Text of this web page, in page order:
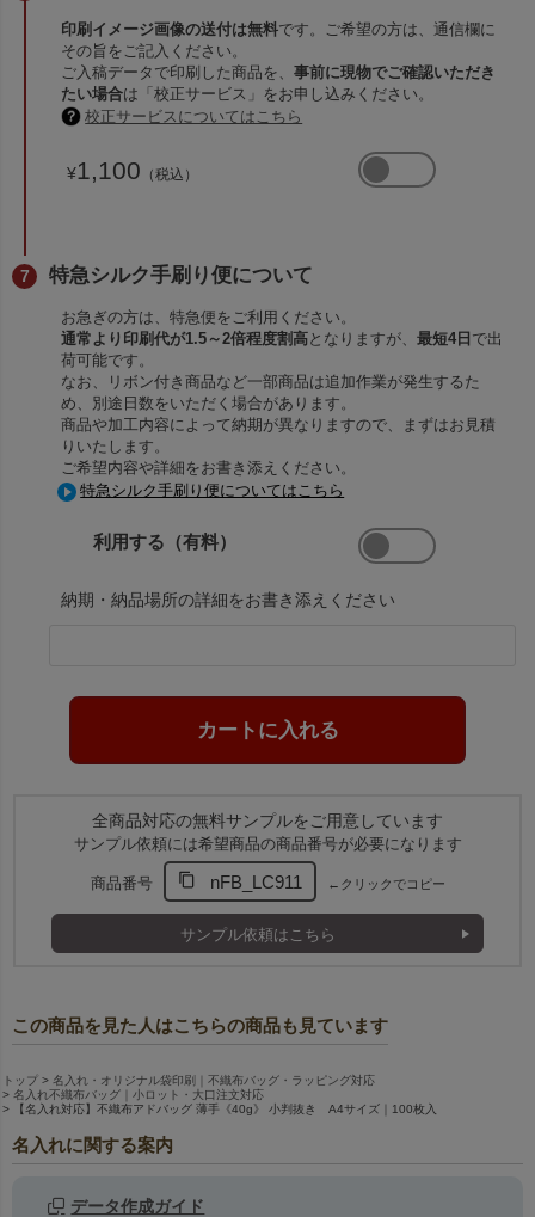
印刷イメージ画像の送付は無料です。ご希望の方は、通信欄に
その旨をご記入ください。
ご入稿データで印刷した商品を、事前に現物でご確認いただき
たい場合は「校正サービス」をお申し込みください。
校正サービスについてはこちら
¥1,100 （税込）
特急シルク手刷り便について
お急ぎの方は、特急便をご利用ください。
通常より印刷代が1.5～2倍程度割高となりますが、最短4日 で出
荷可能です。
なお、リボン付き商品など一部商品は追加作業が発生するた
め、別途日数をいただく場合があります。
商品や加工内容によって納期が異なりますので、まずはお見積
りいたします。
ご希望内容や詳細をお書き添えください。
特急シルク手刷り便についてはこちら
利用する（有料）
納期・納品場所の詳細をお書き添えください
全商品対応の無料サンプルをご用意しています
サンプル依頼には希望商品の商品番号が必要になります
商品番号 nFB_LC911 ←クリックでコピー
サンプル依頼はこちら
この商品を見た人はこちらの商品も見ています
トップ
名入れ・オリジナル袋印刷｜不織布バッグ・ラッピング対応
名入れ不織布バッグ｜小ロット・大口注文対応
【名入れ対応】不織布アドバッグ 薄手《40g》 小判抜き A4サイズ｜100枚入
名入れに関する案内
データ作成ガイド